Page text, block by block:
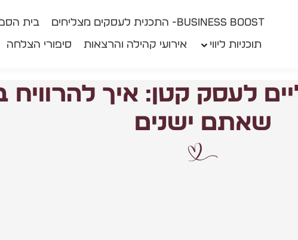
BUSINESS BOOST- התכנית לעסקים מצליחים בית
תוכניות ליווי אירועי קהילה והרצאות סיפורי הצלחה
לעסק קטן: איך להרוויח
שאתם ישנים